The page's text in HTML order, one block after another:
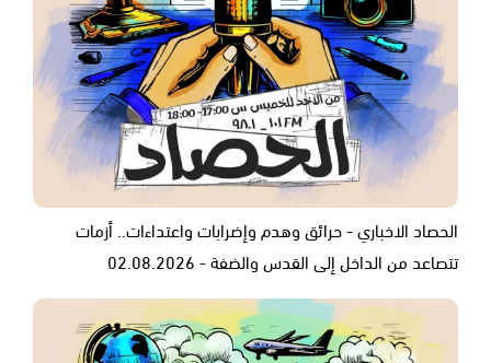
الحصاد الاخباري - حرائق وهدم وإضرابات واعتداءات.. أزمات
تتصاعد من الداخل إلى القدس والضفة - 02.08.2026